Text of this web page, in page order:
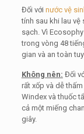
Đối với nước vệ
tính sau khi lau
sạch. Vì
trong vòng 48
gian và an toàn
Không nên: Đối
rất xốp và dễ
Windex và thuốc
cả một miếng
giây.